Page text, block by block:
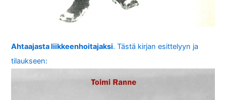
Ahtaajasta liikkeenhoitajaksi. Tästä kirjan esittelyyn ja
tilaukseen: